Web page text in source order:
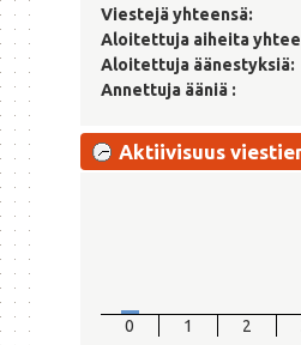
Viestejä yhteensä:
Aloitettuja aiheita
Aloitettuja äänestyksiä:
Annettuja ääniä :
Aktiivisuus
0 1 2